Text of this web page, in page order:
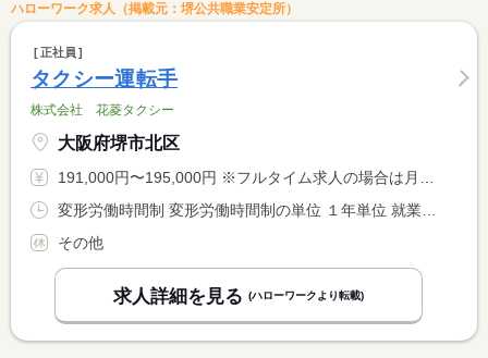
ハローワーク求人（掲載元：堺公共職業安定所）
正社員
タクシー運転手
株式会社 花菱タクシー
大阪府堺市北区
191,000円〜195,000円 ※フルタイム求人の場合は月額（換算額）、パート求人の場合は時間額を表示しています。
その他
求人詳細を見る (ハローワークより転載)